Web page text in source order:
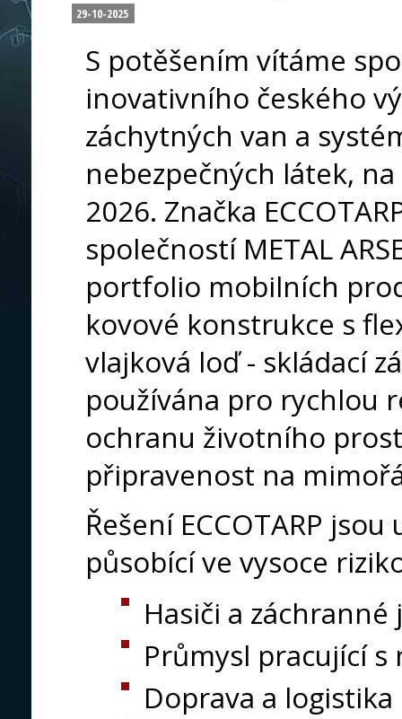
29-10-2025
S potěšením vítáme
inovativního českého
záchytných van a
nebezpečných látek,
2026. Značka
společností METAL
portfolio mobilních
kovové konstrukce s
vlajková loď - skládací
používána pro rychlou
ochranu životního
připravenost na
Řešení ECCOTARP
působící ve vysoce
Hasiči a
Průmysl pracující
Doprava a logistika